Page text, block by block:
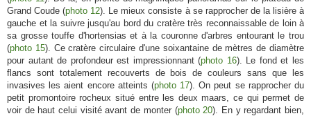
Grand Coude (photo 12). Le mieux consiste à se rapprocher de la lisière à
gauche et la suivre jusqu'au bord du cratère très reconnaissable de loin à
sa grosse touffe d'hortensias et à la couronne d'arbres entourant le trou
(photo 15). Ce cratère circulaire d'une soixantaine de mètres de diamètre
pour autant de profondeur est impressionnant (photo 16). Le fond et les
flancs sont totalement recouverts de bois de couleurs sans que les
invasives les aient encore atteints (photo 17). On peut se rapprocher du
petit promontoire rocheux situé entre les deux maars, ce qui permet de
voir de haut celui visité avant de monter (photo 20). En y regardant bien,